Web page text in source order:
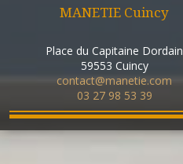
MANETIE Cuincy
Place du Capitaine Dordain
59553 Cuincy
contact@manetie.com
03 27 98 53 39